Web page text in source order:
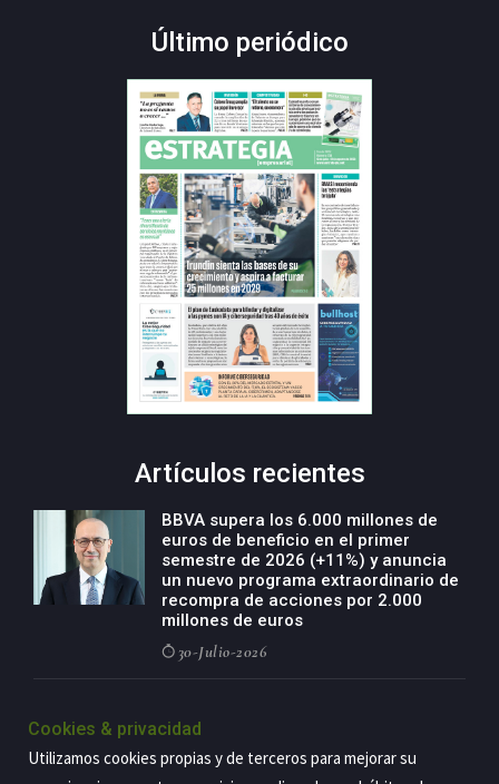
Último periódico
Artículos recientes
BBVA supera los 6.000 millones de
euros de beneficio en el primer
semestre de 2026 (+11%) y anuncia
un nuevo programa extraordinario de
recompra de acciones por 2.000
millones de euros
30-Julio-2026
negocio agro con un modelo global
países
Cookies & privacidad
Utilizamos cookies propias y de terceros para mejorar su